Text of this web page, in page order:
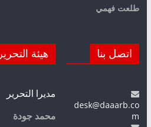
طلعت فهمي
اتصل بنا
desk@daaarb.co
m
هيئة التحرير
مديرا التحرير
محمد جودة